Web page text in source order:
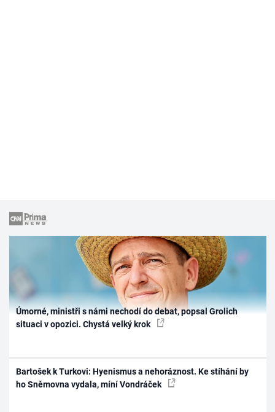
Úmorné, ministři s námi nechodí do debat, popsal Grolich
situaci v opozici. Chystá velký krok
Bartošek k Turkovi: Hyenismus a nehoráznost. Ke stíhání by
ho Sněmovna vydala, míní Vondráček